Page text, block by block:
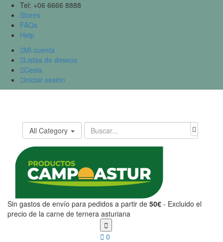
Tel: +06 6666 8888
Stores
FAQs
Help
Mi cuenta
Listas de deseos
Cesta
Iniciar sesión
All Category
Sin gastos de envío para pedidos a partir de 50€ - Excluido el
precio de la carne de ternera asturiana

 0